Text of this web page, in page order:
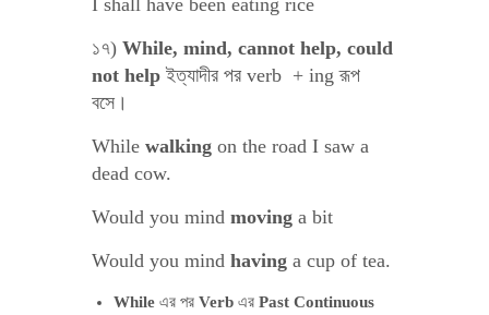
I shall have been eating rice
১৭) While, mind, cannot help, could
not help ইত্যাদীর পর verb + ing রূপ
বসে।
While walking on the road I saw a
dead cow.
Would you mind moving a bit
Would you mind having a cup of tea.
While এর পর Verb এর Past Continuous